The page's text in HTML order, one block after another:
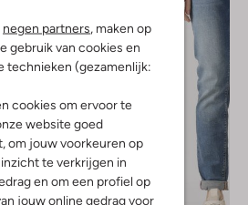
negen partners, maken op
gebruik van cookies en
technieken (gezamenlijk:
cookies om ervoor te
website goed
om jouw voorkeuren op
te verkrijgen in
en om een profiel op
jouw online gedrag voor